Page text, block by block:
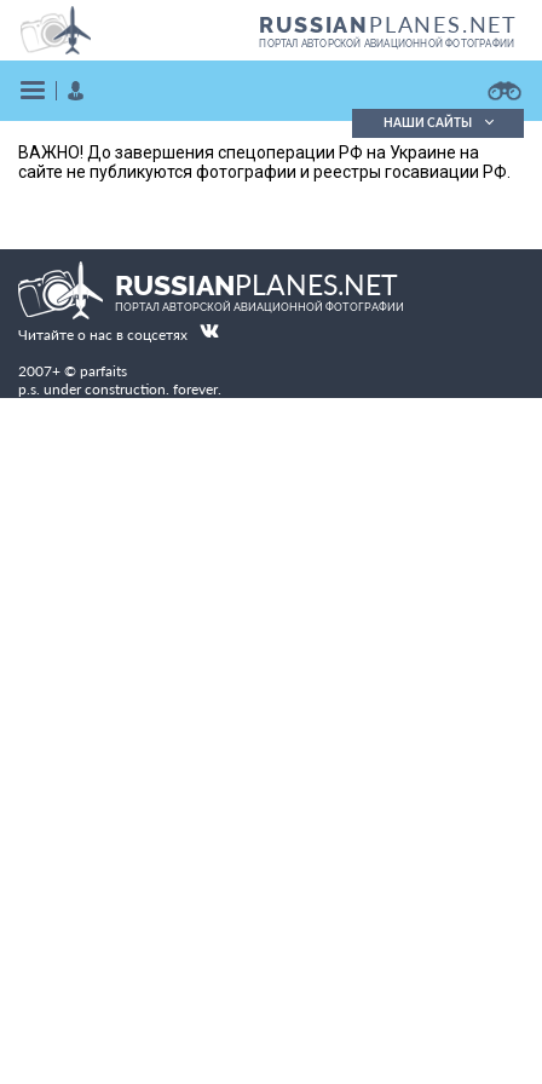
RUSSIANPLANES.NET
ПОРТАЛ АВТОРСКОЙ АВИАЦИОННОЙ ФОТОГРАФИИ
ВОЙТИ
Поиск фотографий
НАШИ САЙТЫ
ВАЖНО! До завершения спецоперации РФ на Украине на
сайте не публикуются фотографии и реестры госавиации РФ.
RUSSIANPLANES.NET
ПОРТАЛ АВТОРСКОЙ АВИАЦИОННОЙ ФОТОГРАФИИ
Читайте о нас в соцсетях
2007+ © parfaits
p.s. under construction. forever.